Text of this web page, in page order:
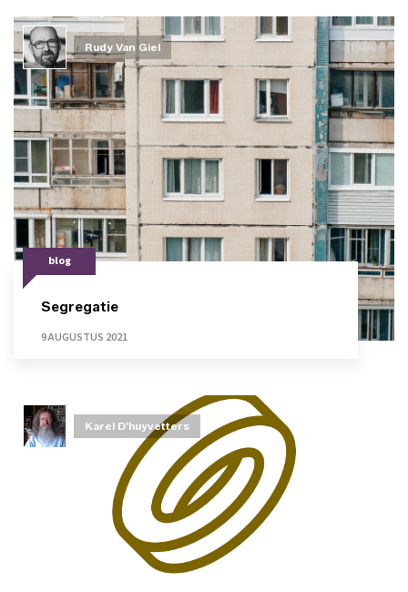
blog
Segregatie
9 AUGUSTUS 2021
Rudy Van Giel
Karel D'huyvetters